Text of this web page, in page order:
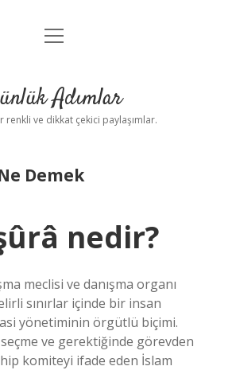
Anasayfa
Yasal Uyarı
menüyü
Adımlar
renkli ve dikkat çekici paylaşımlar.
Demek
nedir?
meclisi ve danışma organı
sınırlar içinde bir insan
yönetiminin örgütlü biçimi.
seçme ve gerektiğinde görevden
komiteyi ifade eden İslam